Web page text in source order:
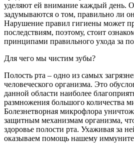
уделяют ей внимание каждый день.
задумываются о том, правильно ли
Нарушение правил гигиены может
последствиям, поэтому, стоит
принципами правильного ухода за
Для чего мы чистим зубы?
Полость рта – одно из самых
человеческого организма. Это
данной области наиболее
размножения большого количества
Болезнетворная микрофлора
защитным механизмам организма,
здоровье полости рта. Ухаживая за
оказываем помощь нашему